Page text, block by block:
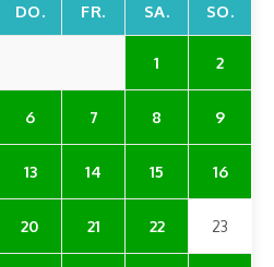
DO. FR. SA. SO.
1 2
6 7 8 9
13 14 15 16
20 21 22 23